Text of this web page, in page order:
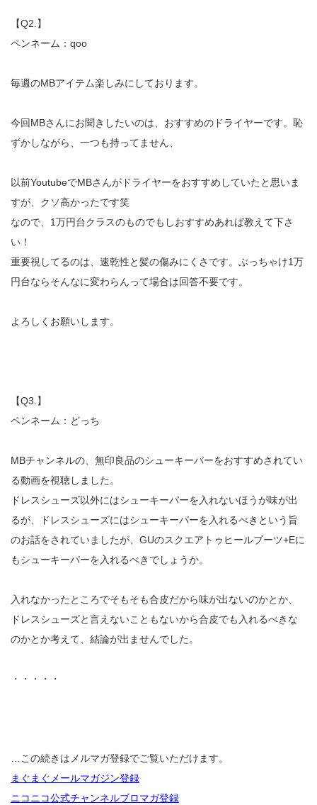
【Q2.】
ペンネーム：qoo
毎週のMBアイテム楽しみにしております。
今回MBさんにお聞きしたいのは、おすすめのドライヤーです。恥
ずかしながら、一つも持ってません、
以前YoutubeでMBさんがドライヤーをおすすめしていたと思いま
すが、クソ高かったです笑
なので、1万円台クラスのものでもしおすすめあれば教えて下さ
い！
重要視してるのは、速乾性と髪の傷みにくさです。ぶっちゃけ1万
円台ならそんなに変わらんって場合は回答不要です。
よろしくお願いします。
【Q3.】
ペンネーム：どっち
MBチャンネルの、無印良品のシューキーパーをおすすめされてい
る動画を視聴しました。
ドレスシューズ以外にはシューキーパーを入れないほうが味が出
るが、ドレスシューズにはシューキーパーを入れるべきという旨
のお話をされていましたが、GUのスクエアトゥヒールブーツ+Eに
もシューキーパーを入れるべきでしょうか。
入れなかったところでそもそも合皮だから味が出ないのかとか、
ドレスシューズと言えないこともないから合皮でも入れるべきな
のかとか考えて、結論が出ませんでした。
・・・・・
…この続きはメルマガ登録でご覧いただけます。
まぐまぐメールマガジン登録
ニコニコ公式チャンネルブロマガ登録